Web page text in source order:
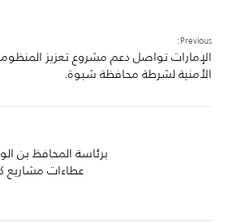
Previous:
الإمارات تواصل دعم مشروع تعزيز
الأمنية لشرطة محافظة شبوة.
برئاسة المحافظ بن
عطاءات مشاريع